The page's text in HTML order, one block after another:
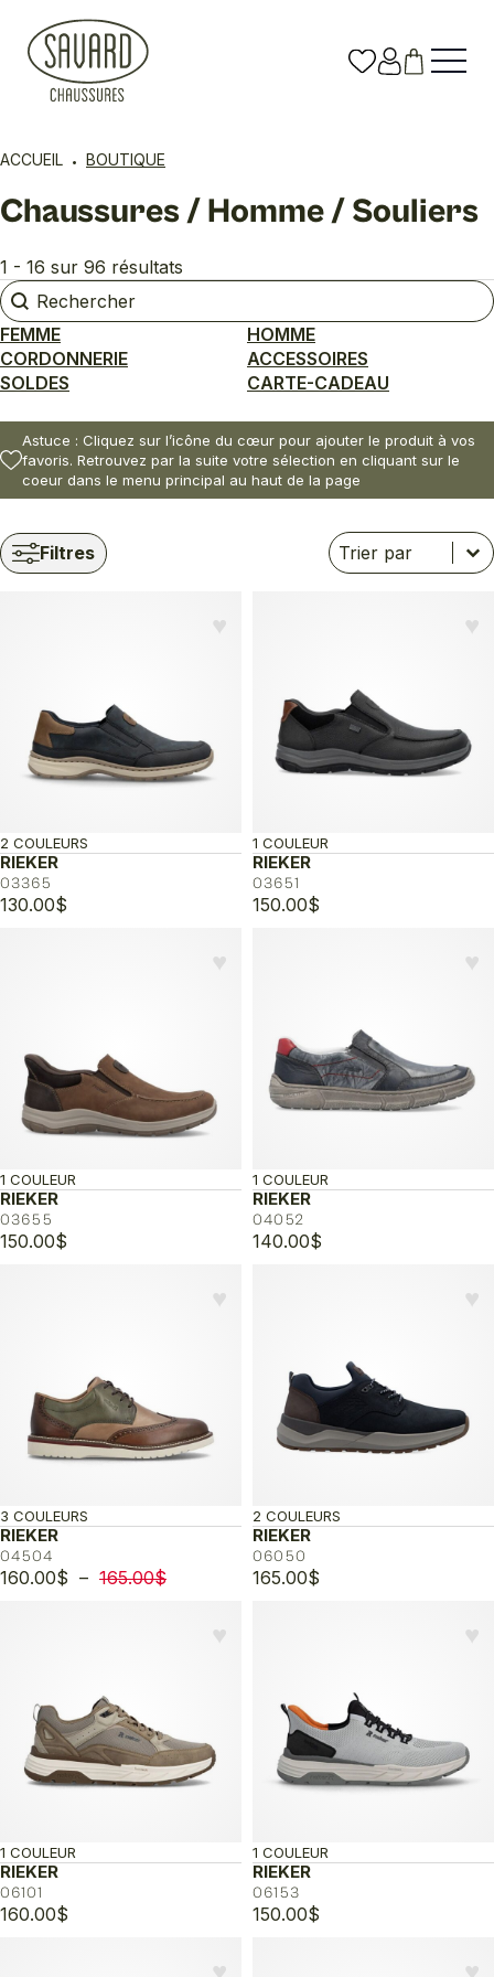
ACCUEIL BOUTIQUE
Chaussures / Homme / Souliers
1 - 16 sur 96 résultats
Rechercher
Rechercher
FEMME
HOMME
CORDONNERIE
ACCESSOIRES
SOLDES
CARTE-CADEAU
Astuce : Cliquez sur l’icône du cœur pour ajouter le produit à vos
favoris. Retrouvez par la suite votre sélection en cliquant sur le
coeur dans le menu principal au haut de la page
Filtres Trier
Trier le contenu
Trier le contenu
♥︎
RIEKER
03365
2 COULEURS
130.00$
♥︎
RIEKER
03651
1 COULEUR
150.00$
♥︎
RIEKER
03655
1 COULEUR
150.00$
♥︎
RIEKER
04052
1 COULEUR
140.00$
♥︎
RIEKER
04504
3 COULEURS
160.00$ – 165.00$Plage
♥︎
RIEKER
06050
2 COULEURS
165.00$
♥︎
RIEKER
06101
1 COULEUR
160.00$
♥︎
RIEKER
06153
1 COULEUR
150.00$